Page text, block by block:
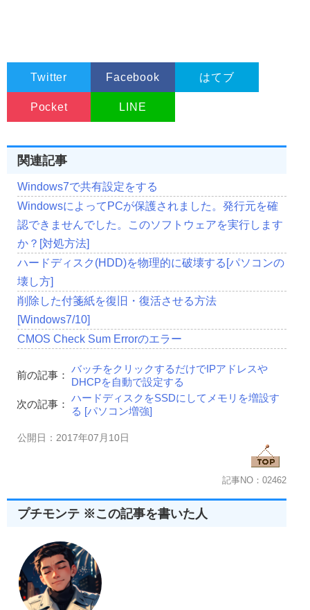
Twitter Facebook はてブ
Pocket LINE
関連記事
Windows7で共有設定をする
WindowsによってPCが保護されました。発行元を確
認できませんでした。このソフトウェアを実行します
か？[対処方法]
ハードディスク(HDD)を物理的に破壊する[パソコンの
壊し方]
削除した付箋紙を復旧・復活させる方法
[Windows7/10]
CMOS Check Sum Errorのエラー
前の記事：
バッチをクリックするだけでIPアドレスや
DHCPを自動で設定する
次の記事：
ハードディスクをSSDにしてメモリを増設す
る [パソコン増強]
公開日：2017年07月10日
記事NO：02462
プチモンテ ※この記事を書いた人